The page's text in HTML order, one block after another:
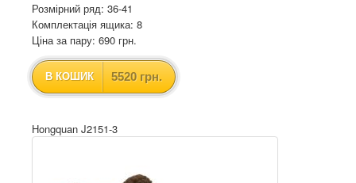
Розмірний ряд: 36-41
Комплектація ящика: 8
Ціна за пару: 690 грн.
В КОШИК 5520 грн.
Hongquan J2151-3